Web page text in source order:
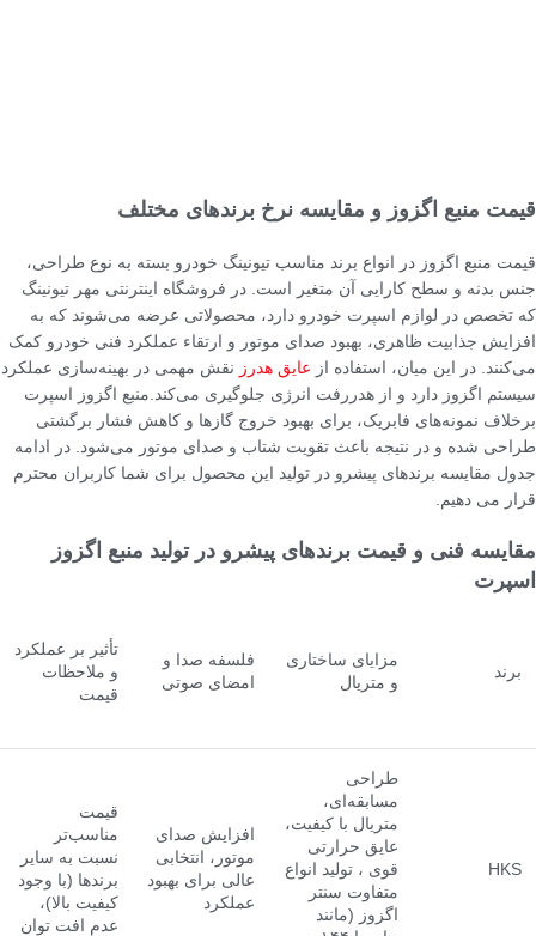
قیمت منبع اگزوز و مقایسه نرخ برندهای مختلف
قیمت منبع اگزوز در انواع برند مناسب تیونینگ خودرو بسته به نوع طراحی،
جنس بدنه و سطح کارایی آن متغیر است. در فروشگاه اینترنتی مهر تیونینگ
که تخصص در لوازم اسپرت خودرو دارد، محصولاتی عرضه می‌شوند که به
افزایش جذابیت ظاهری، بهبود صدای موتور و ارتقاء عملکرد فنی خودرو کمک
می‌کنند. در این میان، استفاده از عایق هدرز نقش مهمی در بهینه‌سازی عملکرد
سیستم اگزوز دارد و از هدررفت انرژی جلوگیری می‌کند.منبع اگزوز اسپرت
برخلاف نمونه‌های فابریک، برای بهبود خروج گازها و کاهش فشار برگشتی
طراحی شده و در نتیجه باعث تقویت شتاب و صدای موتور می‌شود. در ادامه
جدول مقایسه برندهای پیشرو در تولید این محصول برای شما کاربران محترم
قرار می دهیم.
مقایسه فنی و قیمت برندهای پیشرو در تولید منبع اگزوز
اسپرت
برند
مزایای ساختاری
و متریال
فلسفه صدا و
امضای صوتی
تأثیر بر عملکرد
و ملاحظات
قیمت
HKS
طراحی
مسابقه‌ای،
متریال با کیفیت،
عایق حرارتی
قوی ، تولید انواع
متفاوت سنتر
اگزوز (مانند
افزایش صدای
موتور، انتخابی
عالی برای بهبود
عملکرد
قیمت
مناسب‌تر
نسبت به سایر
برندها (با وجود
کیفیت بالا)،
عدم افت توان